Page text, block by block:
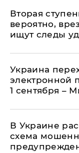
Вторая
вероятно,
ищут следы
Украина
электронной
1 сентября –
В Украине
схема